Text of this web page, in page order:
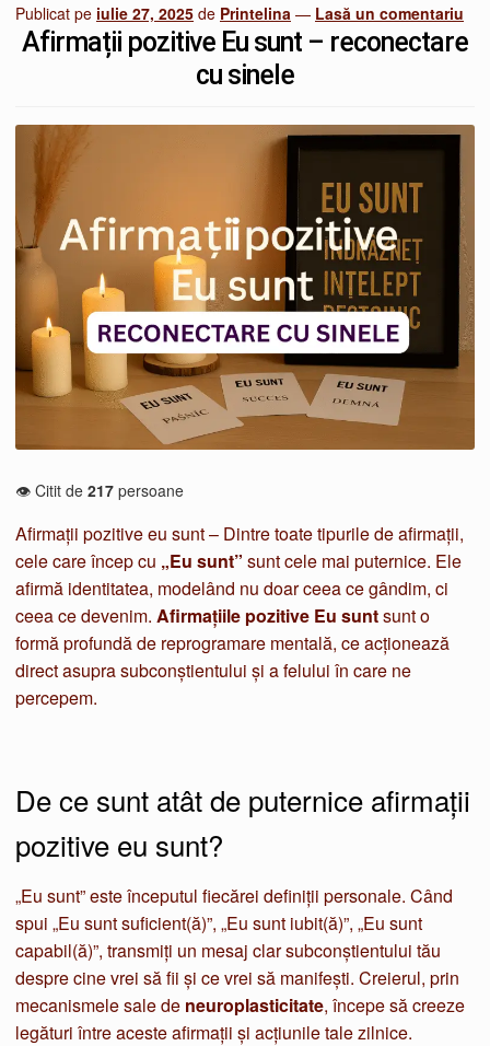
Publicat pe iulie 27, 2025 de Printelina — Lasă un comentariu
Afirmații pozitive Eu sunt – reconectare
cu sinele
👁️ Citit de 217 persoane
Afirmații pozitive eu sunt – Dintre toate tipurile de afirmații,
cele care încep cu „Eu sunt” sunt cele mai puternice. Ele
afirmă identitatea, modelând nu doar ceea ce gândim, ci
ceea ce devenim. Afirmațiile pozitive Eu suntsunt o
formă profundă de reprogramare mentală, ce acționează
direct asupra subconștientului și a felului în care ne
percepem.
De ce sunt atât de puternice afirmații
pozitive eu sunt?
„Eu sunt” este începutul fiecărei definiții personale. Când
spui „Eu sunt suficient(ă)”, „Eu sunt iubit(ă)”, „Eu sunt
capabil(ă)”, transmiți un mesaj clar subconștientului tău
despre cine vrei să fii și ce vrei să manifești. Creierul, prin
mecanismele sale de neuroplasticitate, începe să creeze
legături între aceste afirmații și acțiunile tale zilnice.